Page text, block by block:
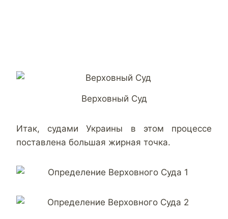
Верховный Суд
Итак, судами Украины в этом процессе
поставлена большая жирная точка.